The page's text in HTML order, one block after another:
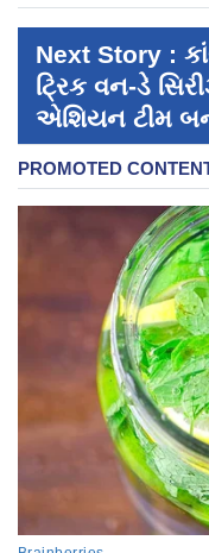
Next Story :
ટ્રિક વન-ડે
એશિયન ટીમ